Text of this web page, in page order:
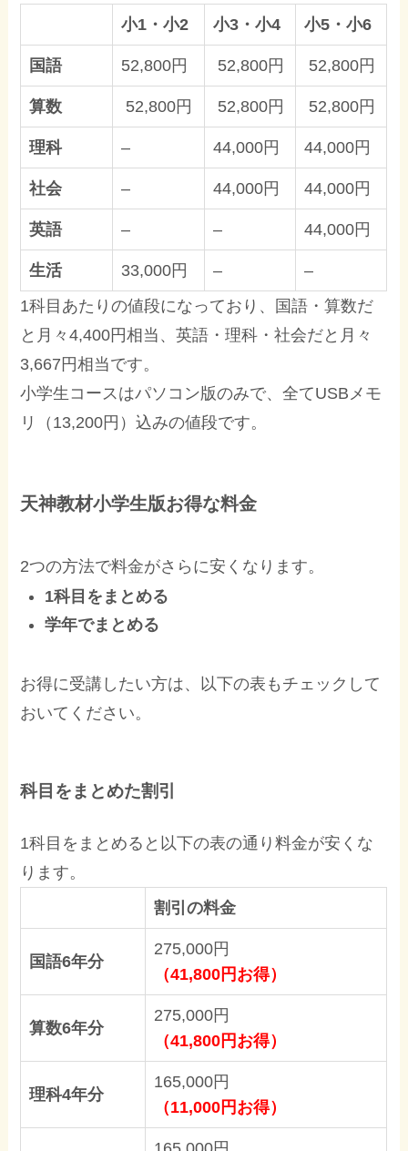
小1・小2
小3・小4 小5・小6
国語 52,800円 52,800円 52,800円
算数 52,800円 52,800円 52,800円
理科 – 44,000円 44,000円
社会 – 44,000円 44,000円
英語 – – 44,000円
生活 33,000円 –
–
1科目あたりの値段になっており、国語・算数だ
と月々4,400円相当、英語・理科・社会だと月々
3,667円相当です。
小学生コースはパソコン版のみで、全てUSBメモ
リ（13,200円）込みの値段です。
天神教材小学生版お得な料金
2つの方法で料金がさらに安くなります。
1科目をまとめる
学年でまとめる
お得に受講したい方は、以下の表もチェックして
おいてください。
科目をまとめた割引
1科目をまとめると以下の表の通り料金が安くな
ります。
割引の料金
国語6年分
275,000円
（41,800円お得）
算数6年分
275,000円
（41,800円お得）
理科4年分
165,000円
（11,000円お得）